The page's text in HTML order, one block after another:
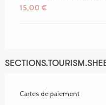
15,00 €
Cartes de paiement